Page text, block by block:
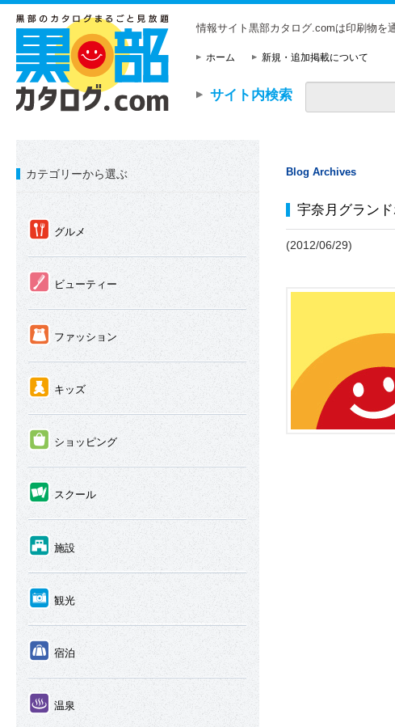
情報サイト黒部カタログ.comは印刷物を
ホーム 新規・追加掲載について
サイト内検索
カテゴリーから選ぶ
① グルメ
② ビューティー
③ ファッション
④ キッズ
⑤ ショッピング
⑥ スクール
⑦ 施設
⑧ 観光
⑨ 宿泊
⑩ 温泉
Blog Archives
宇奈月グラン
(2012/06/29)